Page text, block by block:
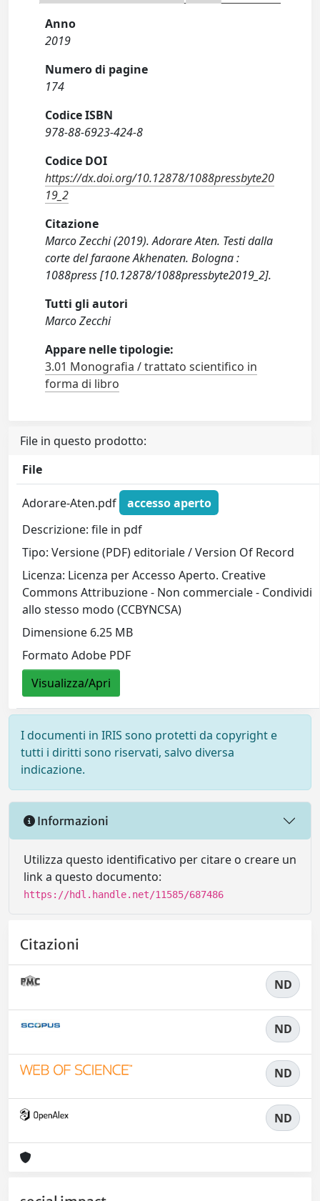
Anno
2019
Numero di pagine
174
Codice ISBN
978-88-6923-424-8
Codice DOI
https://dx.doi.org/10.12878/1088pressbyte20
19_2
Citazione
Marco Zecchi (2019). Adorare Aten. Testi dalla
corte del faraone Akhenaten. Bologna :
1088press [10.12878/1088pressbyte2019_2].
Tutti gli autori
Marco Zecchi
Appare nelle tipologie:
3.01 Monografia / trattato scientifico in
forma di libro
File in questo prodotto:
File
Adorare-Aten.pdf
accesso aperto
Descrizione: file in pdf
Tipo: Versione (PDF) editoriale / Version Of Record
Licenza: Licenza per Accesso Aperto. Creative
Commons Attribuzione - Non commerciale - Condividi
allo stesso modo (CCBYNCSA)
Dimensione 6.25 MB
Formato Adobe PDF
Visualizza/Apri
I documenti in IRIS sono protetti da copyright e
tutti i diritti sono riservati, salvo diversa
indicazione.
Informazioni
Utilizza questo identificativo per citare o creare un
link a questo documento:
https://hdl.handle.net/11585/687486
Citazioni
ND
ND
ND
ND